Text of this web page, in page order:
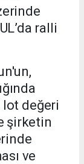
ralli
lot değeri
şirketin
ve